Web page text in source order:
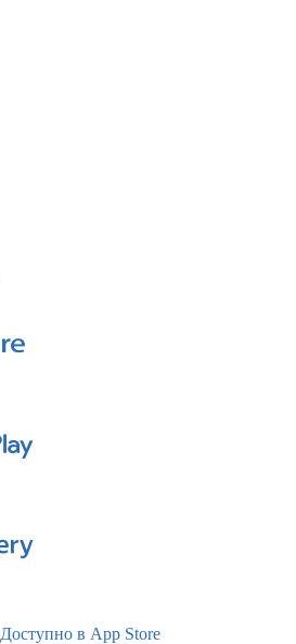
Доступно в App Store